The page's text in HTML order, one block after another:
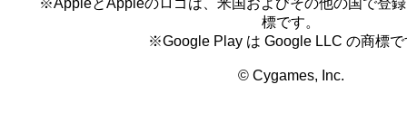
※AppleとAppleのロゴは、米国およびその他の国で登
標です。
※Google Play は Google LLC の商標で
© Cygames, Inc.